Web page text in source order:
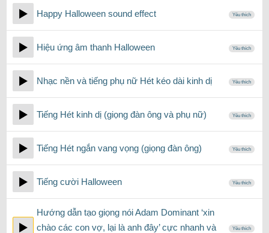
Happy Halloween sound effect Yêu thích
Hiệu ứng âm thanh Halloween Yêu thích
Nhạc nền và tiếng phụ nữ Hét kéo dài kinh dị Yêu thích
Tiếng Hét kinh dị (giọng đàn ông và phụ nữ) Yêu thích
Tiếng Hét ngắn vang vọng (giọng đàn ông) Yêu thích
Tiếng cười Halloween Yêu thích
Hướng dẫn tạo giọng nói Adam Dominant ‘xin
chào các con vợ, lại là anh đây’ cực nhanh và
Yêu thích